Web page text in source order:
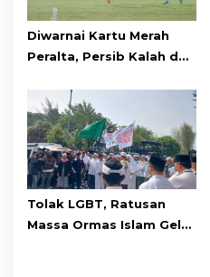
Diwarnai Kartu Merah
Peralta, Persib Kalah dari
Adu Penalti
Tolak LGBT, Ratusan
Massa Ormas Islam Gelar